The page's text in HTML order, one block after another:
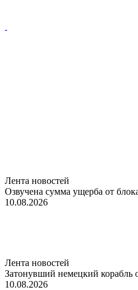
Лента новостей
Озвучена сумма ущерба от
10.08.2026
Лента новостей
Затонувший немецкий корабль
10.08.2026